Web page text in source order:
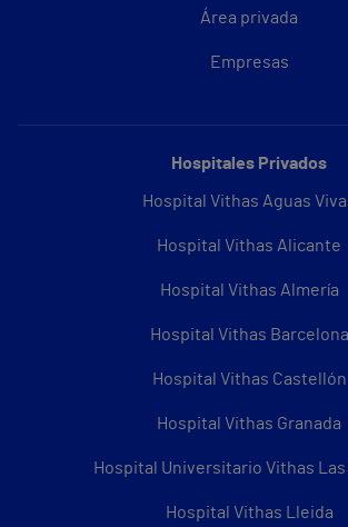
Área privada
Empresas
Hospitales Privados
Hospital Vithas Aguas
Hospital Vithas Alicante
Hospital Vithas Almería
Hospital Vithas Barcelona
Hospital Vithas Castellón
Hospital Vithas Granada
Hospital Universitario Vithas Las
Hospital Vithas Lleida